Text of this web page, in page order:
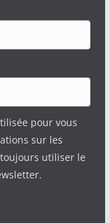
pour vous
sur les
utiliser le